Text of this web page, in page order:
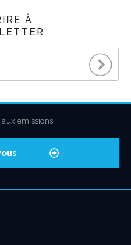
À
émissions